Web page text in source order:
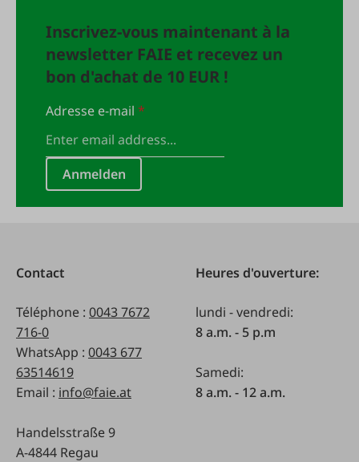
Inscrivez-vous maintenant à la
newsletter FAIE et recevez un
bon d'achat de 10 EUR !
Adresse e-mail*
Anmelden
Contact
Téléphone : 0043 7672
716-0
WhatsApp : 0043 677
63514619
Email : info@faie.at
Handelsstraße 9
A-4844 Regau
Heures d'ouverture:
lundi - vendredi:
8 a.m. - 5 p.m
Samedi:
8 a.m. - 12 a.m.